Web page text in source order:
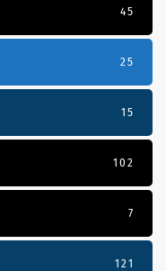
45
25
15
102
7
121